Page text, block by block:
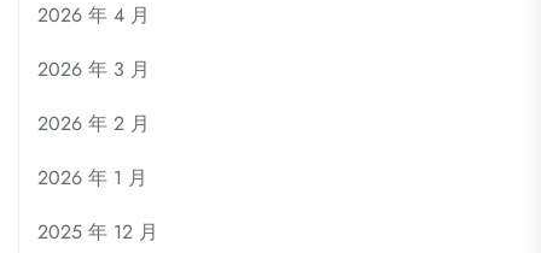
2026 年 4 月
2026 年 3 月
2026 年 2 月
2026 年 1 月
2025 年 12 月